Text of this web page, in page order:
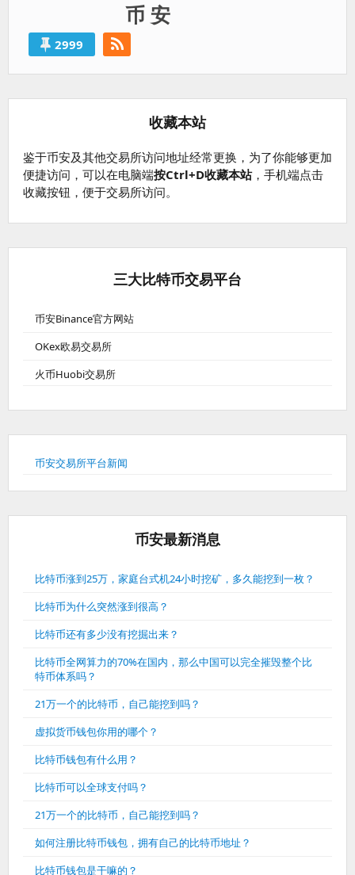
币 安
2999
收藏本站
鉴于币安及其他交易所访问地址经常更换，为了你能够更加
便捷访问，可以在电脑端按Ctrl+D收藏本站，手机端点击
收藏按钮，便于交易所访问。
三大比特币交易平台
币安Binance官方网站
OKex欧易交易所
火币Huobi交易所
币安交易所平台新闻
币安最新消息
比特币涨到25万，家庭台式机24小时挖矿，多久能挖到一枚？
比特币为什么突然涨到很高？
比特币还有多少没有挖掘出来？
比特币全网算力的70%在国内，那么中国可以完全摧毁整个比
特币体系吗？
21万一个的比特币，自己能挖到吗？
虚拟货币钱包你用的哪个？
比特币钱包有什么用？
比特币可以全球支付吗？
21万一个的比特币，自己能挖到吗？
如何注册比特币钱包，拥有自己的比特币地址？
比特币钱包是干嘛的？